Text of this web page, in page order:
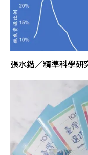
張水鍇／精準科學研